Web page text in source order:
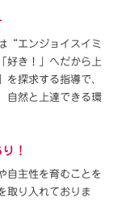
“エンジョイスイミ
好き！」へだから上
を探求する指導で、
自然と上達できる環
！
自主性を育むことを
取り入れておりま